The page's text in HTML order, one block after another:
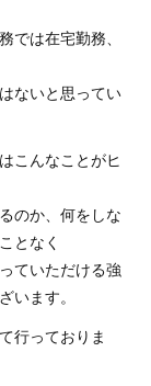
では在宅勤務、
ないと思ってい
こんなことがヒ
のか、何をしな
となく
ていただける強
います。
行っておりま